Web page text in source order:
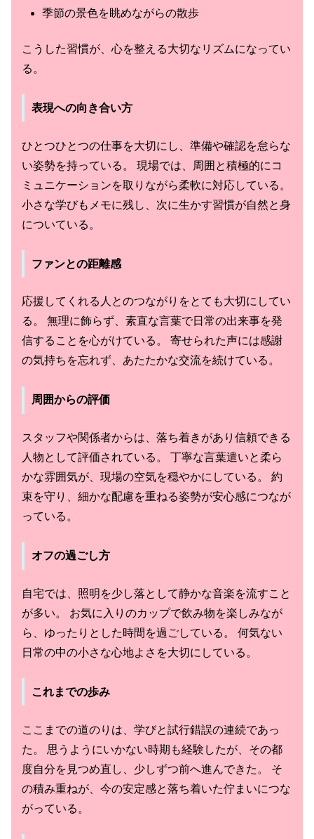
季節の景色を眺めながらの散歩
こうした習慣が、心を整える大切なリズムになってい
る。
表現への向き合い方
ひとつひとつの仕事を大切にし、準備や確認を怠らな
い姿勢を持っている。 現場では、周囲と積極的にコ
ミュニケーションを取りながら柔軟に対応している。
小さな学びもメモに残し、次に生かす習慣が自然と身
についている。
ファンとの距離感
応援してくれる人とのつながりをとても大切にしてい
る。 無理に飾らず、素直な言葉で日常の出来事を発
信することを心がけている。 寄せられた声には感謝
の気持ちを忘れず、あたたかな交流を続けている。
周囲からの評価
スタッフや関係者からは、落ち着きがあり信頼できる
人物として評価されている。 丁寧な言葉遣いと柔ら
かな雰囲気が、現場の空気を穏やかにしている。 約
束を守り、細かな配慮を重ねる姿勢が安心感につなが
っている。
オフの過ごし方
自宅では、照明を少し落として静かな音楽を流すこと
が多い。 お気に入りのカップで飲み物を楽しみなが
ら、ゆったりとした時間を過ごしている。 何気ない
日常の中の小さな心地よさを大切にしている。
これまでの歩み
ここまでの道のりは、学びと試行錯誤の連続であっ
た。 思うようにいかない時期も経験したが、その都
度自分を見つめ直し、少しずつ前へ進んできた。 そ
の積み重ねが、今の安定感と落ち着いた佇まいにつな
がっている。